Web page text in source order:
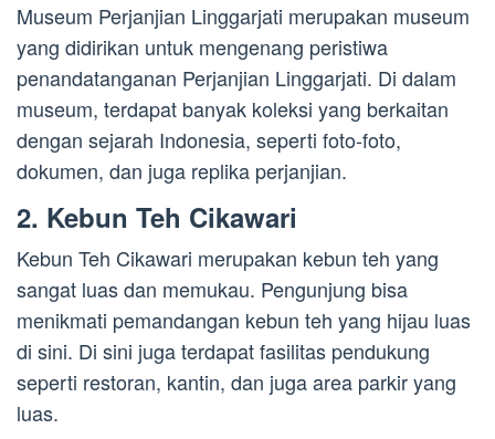
Museum Perjanjian Linggarjati merupakan museum
yang didirikan untuk mengenang peristiwa
penandatanganan Perjanjian Linggarjati. Di dalam
museum, terdapat banyak koleksi yang berkaitan
dengan sejarah Indonesia, seperti foto-foto,
dokumen, dan juga replika perjanjian.
2. Kebun Teh Cikawari
Kebun Teh Cikawari merupakan kebun teh yang
sangat luas dan memukau. Pengunjung bisa
menikmati pemandangan kebun teh yang hijau luas
di sini. Di sini juga terdapat fasilitas pendukung
seperti restoran, kantin, dan juga area parkir yang
luas.